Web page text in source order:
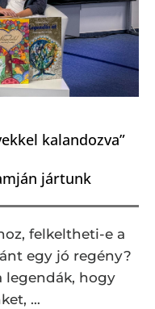
kalandozva”
jártunk
felkeltheti-e a
egy jó regény?
legendák, hogy
…